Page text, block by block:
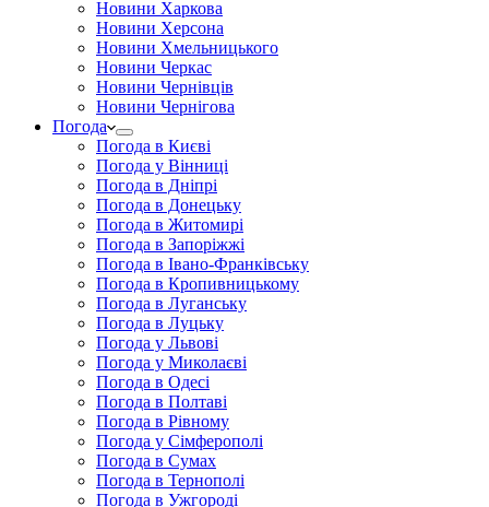
Новини Харкова
Новини Херсона
Новини Хмельницького
Новини Черкас
Новини Чернівців
Новини Чернігова
Погода
Погода в Києві
Погода у Вінниці
Погода в Дніпрі
Погода в Донецьку
Погода в Житомирі
Погода в Запоріжжі
Погода в Івано-Франківську
Погода в Кропивницькому
Погода в Луганську
Погода в Луцьку
Погода у Львові
Погода у Миколаєві
Погода в Одесі
Погода в Полтаві
Погода в Рівному
Погода у Сімферополі
Погода в Сумах
Погода в Тернополі
Погода в Ужгороді